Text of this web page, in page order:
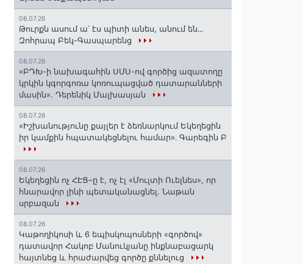
08.07.26
Թուրքն ասում ա՝ էս պիտի անես, անում են․․․
Զոհրապ Բեկ-Գասպարենց
08.07.26
«ԲԴԽ-ի նախագահին ՍՄՍ-ով գործից ազատողը
կրկին կգորգոռա կոռուպացված դատարանների
մասին». Դերենիկ Մալխասյան
08.07.26
«Իշխանությունը քայլեր է ձեռնարկում Եկեղեցին
իր կամքին հպատակեցնելու համար»․ Գարեգին Բ
08.07.26
Եկեղեցին ոչ ՀԷՑ–ը է, ոչ էլ «Մուլտի Ուելնես», որ
հնարավոր լինի պետականացնել. Նաթան
սրբազան
08.07.26
️Կաթողիկոսի և 6 եպիսկոպոսների «գործով»
դատավոր Հակոբ Մանուկյանը ինքնաբացարկ
հայտնեց և հրաժարվեց գործը քննելուց